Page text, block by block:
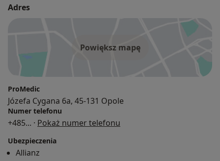
Adres
Powiększ mapę
ProMedic
Józefa Cygana 6a, 45-131 Opole
Numer telefonu
+485... · Pokaż numer telefonu
Ubezpieczenia
Allianz